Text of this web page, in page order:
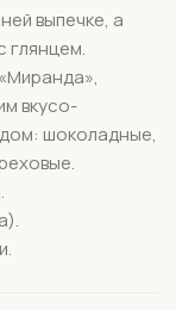
выпечке, а
глянцем.
вкусо-
шоколадные,